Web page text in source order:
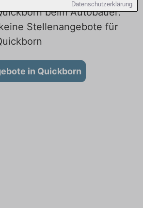
Datenschutzerklärung
beim Autobauer:
Stellenangebote für
in Quickborn